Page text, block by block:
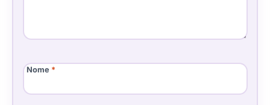
Nome *